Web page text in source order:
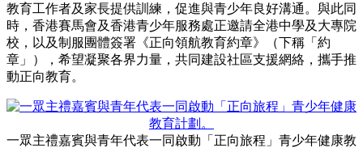
教育工作者及家長提供訓練，促進與青少年良好溝通。與此同
時，香港賽馬會及香港青少年服務處正邀請全港中學及大專院
校，以及制服團體簽署《正向領航教育約章》（下稱「約
章」），希望凝聚各界力量，共同建設社區支援網絡，攜手推
動正向教育。
一眾主禮嘉賓與青年代表一同啟動「正向旅程」青少年健康教